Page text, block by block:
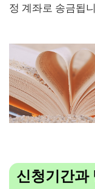
정 계좌로 송금됩
신청기간과